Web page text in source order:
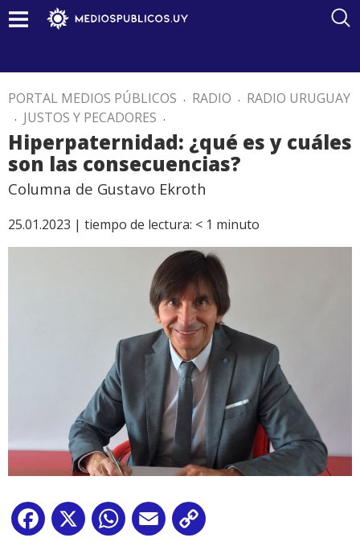
PORTAL MEDIOS PÚBLICOS . RADIO . RADIO URUGUAY
. JUSTOS Y PECADORES .
Hiperpaternidad: ¿qué es y cuáles
son las consecuencias?
Columna de Gustavo Ekroth
25.01.2023 | tiempo de lectura: < 1 minuto
Facebook
X WhatsApp
Email